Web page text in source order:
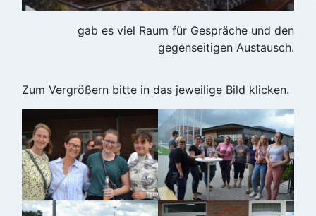
gab es viel Raum für Gespräche und den
gegenseitigen Austausch.
Zum Vergrößern bitte in das jeweilige Bild klicken.